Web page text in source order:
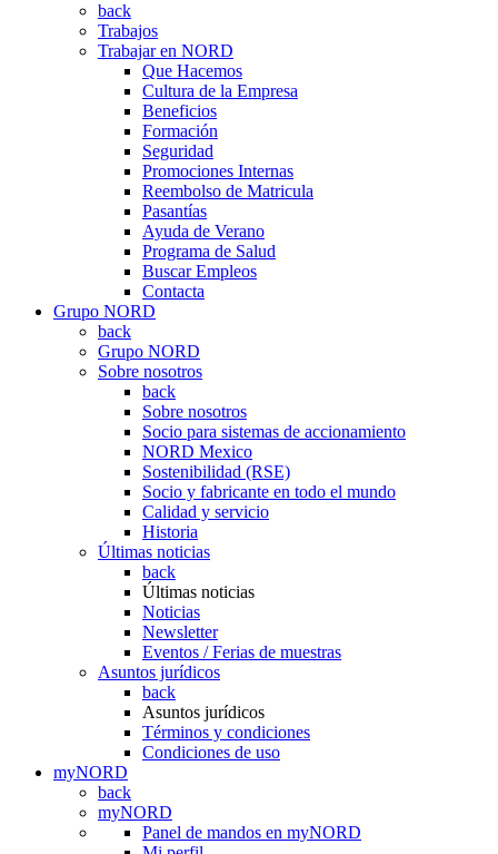
back
Trabajos
Trabajar en NORD
Que Hacemos
Cultura de la Empresa
Beneficios
Formación
Seguridad
Promociones Internas
Reembolso de Matricula
Pasantías
Ayuda de Verano
Programa de Salud
Buscar Empleos
Contacta
Grupo NORD
back
Grupo NORD
Sobre nosotros
back
Sobre nosotros
Socio para sistemas de accionamiento
NORD Mexico
Sostenibilidad (RSE)
Socio y fabricante en todo el mundo
Calidad y servicio
Historia
Últimas noticias
back
Últimas noticias
Noticias
Newsletter
Eventos / Ferias de muestras
Asuntos jurídicos
back
Asuntos jurídicos
Términos y condiciones
Condiciones de uso
myNORD
back
myNORD
Panel de mandos en myNORD